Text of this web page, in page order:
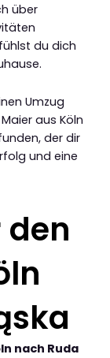
über
du dich
Umzug
aus Köln
der dir
und eine
nach Ruda